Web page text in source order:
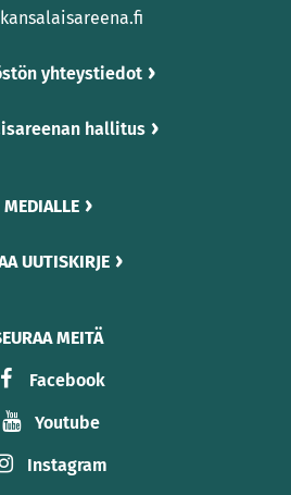
yhteystiedot
hallitus
MEDIALLE
UUTISKIRJE
MEITÄ
Facebook
Youtube
Instagram